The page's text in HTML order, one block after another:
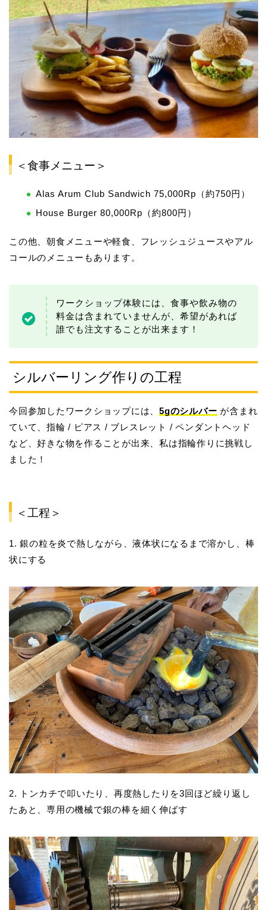
＜食事メニュー＞
Alas Arum Club Sandwich 75,000Rp（約750円）
House Burger 80,000Rp（約800円）
この他、朝食メニューや軽食、フレッシュジュースやアル
コールのメニューもあります。
ワークショップ体験には、食事や飲み物の
料金は含まれていませんが、希望があれば
誰でも注文することが出来ます！
シルバーリング作りの工程
今回参加したワークショップには、5gのシルバー が含まれ
ていて、指輪 / ピアス / ブレスレット / ペンダントヘッド
など、好きな物を作ることが出来、私は指輪作りに挑戦し
ました！
＜工程＞
1. 銀の粒を炎で熱しながら、液体状になるまで溶かし、棒
状にする
2. トンカチで叩いたり、再度熱したりを3回ほど繰り返し
たあと、専用の機械で銀の棒を細く伸ばす